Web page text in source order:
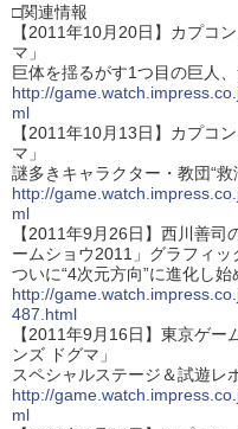
□関連情報
【2011年10月20日】カプコ
マ」
巨体を揺るがす1つ目の巨人
http://
ml
【2011年10月13日】カプコ
マ」
謎多きキャラクター・教団“
http://
ml
【2011年9月26日】西川善
ームショウ2011」グラフィッ
ついに“4次元方向”に進化し
http://
487.html
【2011年9月16日】東京ゲ
ンズ ドグマ」
スペシャルステージ＆試遊レ
http://
ml